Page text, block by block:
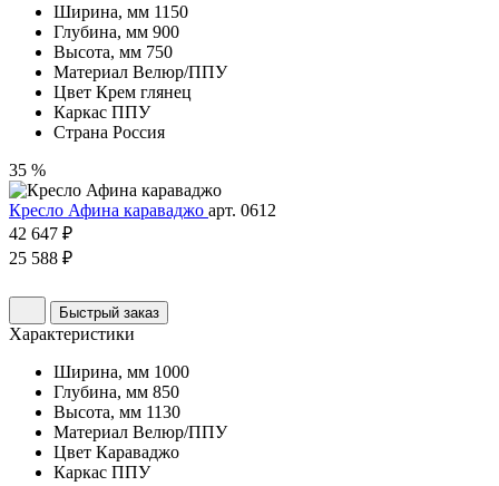
Ширина, мм 1150
Глубина, мм 900
Высота, мм 750
Материал Велюр/ППУ
Цвет Крем глянец
Каркас ППУ
Страна Россия
35 %
Кресло Афина караваджо арт. 0612
42 647 ₽
25 588 ₽
Быстрый заказ
Характеристики
Ширина, мм 1000
Глубина, мм 850
Высота, мм 1130
Материал Велюр/ППУ
Цвет Караваджо
Каркас ППУ